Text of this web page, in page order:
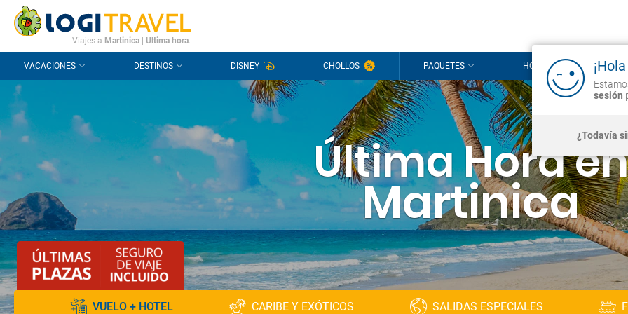
CONTACTO PREGUNTAS FRECUENTES
Viajes a Martinica| Ultima hora.
sesión
¿Todavía
VACACIONES DESTINOS DISNEY CHOLLOS PAQUETES HOTELES
Última Hora en
Martinica
VUELO + HOTEL CARIBE Y EXÓTICOS SALIDAS ESPECIALES